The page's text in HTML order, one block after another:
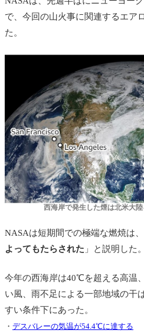
で、今回の山火事に関連するエア
た。
西海岸で発生した煙は北米大
NASAは短期間での極端な燃焼は、
よってもたらされた 」と説明した。
今年の西海岸は40℃を超える高温
い風、雨不足による一部地域の干
すい条件下にあった。
・ デスバレーの気温が54.4℃に達する